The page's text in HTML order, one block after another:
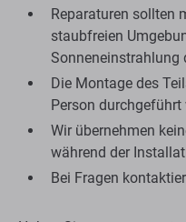
Reparaturen sollten
staubfreien
Sonneneinstrahlung
Die Montage des
Person durchgeführt
Wir übernehmen
während der
Bei Fragen